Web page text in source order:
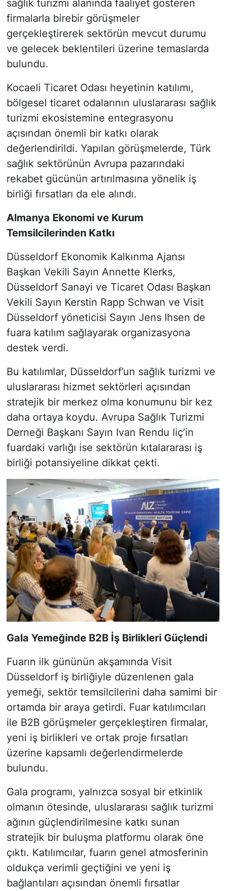
sağlık turizmi alanında faaliyet gösteren
firmalarla birebir görüşmeler
gerçekleştirerek sektörün mevcut durumu
ve gelecek beklentileri üzerine temaslarda
bulundu.
Kocaeli Ticaret Odası heyetinin katılımı,
bölgesel ticaret odalarının uluslararası sağlık
turizmi ekosistemine entegrasyonu
açısından önemli bir katkı olarak
değerlendirildi. Yapılan görüşmelerde, Türk
sağlık sektörünün Avrupa pazarındaki
rekabet gücünün artırılmasına yönelik iş
birliği fırsatları da ele alındı.
Almanya Ekonomi ve Kurum
Temsilcilerinden Katkı
Düsseldorf Ekonomik Kalkınma Ajansı
Başkan Vekili Sayın Annette Klerks,
Düsseldorf Sanayi ve Ticaret Odası Başkan
Vekili Sayın Kerstin Rapp Schwan ve Visit
Düsseldorf yöneticisi Sayın Jens Ihsen de
fuara katılım sağlayarak organizasyona
destek verdi.
Bu katılımlar, Düsseldorf’un sağlık turizmi ve
uluslararası hizmet sektörleri açısından
stratejik bir merkez olma konumunu bir kez
daha ortaya koydu. Avrupa Sağlık Turizmi
Derneği Başkanı Sayın Ivan Rendu liç’in
fuardaki varlığı ise sektörün kıtalararası iş
birliği potansiyeline dikkat çekti.
Gala Yemeğinde B2B İş Birlikleri Güçlendi
Fuarın ilk gününün akşamında Visit
Düsseldorf iş birliğiyle düzenlenen gala
yemeği, sektör temsilcilerini daha samimi bir
ortamda bir araya getirdi. Fuar katılımcıları
ile B2B görüşmeler gerçekleştiren firmalar,
yeni iş birlikleri ve ortak proje fırsatları
üzerine kapsamlı değerlendirmelerde
bulundu.
Gala programı, yalnızca sosyal bir etkinlik
olmanın ötesinde, uluslararası sağlık turizmi
ağının güçlendirilmesine katkı sunan
stratejik bir buluşma platformu olarak öne
çıktı. Katılımcılar, fuarın genel atmosferinin
oldukça verimli geçtiğini ve yeni iş
bağlantıları açısından önemli fırsatlar